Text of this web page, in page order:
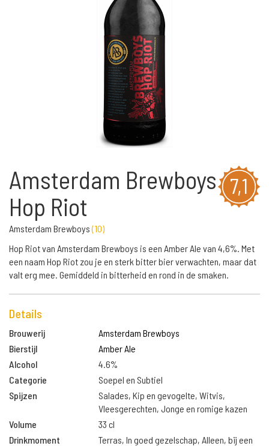
7,1
Amsterdam Brewboys
Hop Riot
Amsterdam Brewboys(10)
Hop Riot van Amsterdam Brewboys is een Amber Ale van 4,6%. Met
een naam Hop Riot zou je en sterk bitter bier verwachten, maar dat
valt erg mee. Gemiddeld in bitterheid en rond in de smaken.
Details
Brouwerij
Amsterdam Brewboys
Bierstijl
Amber Ale
Alcohol
4.6%
Categorie
Soepel en Subtiel
Spijzen
Salades, Kip en gevogelte, Witvis,
Vleesgerechten, Jonge en romige kazen
Volume
33 cl
Drinkmoment
Terras, In goed gezelschap, Alleen, bij een